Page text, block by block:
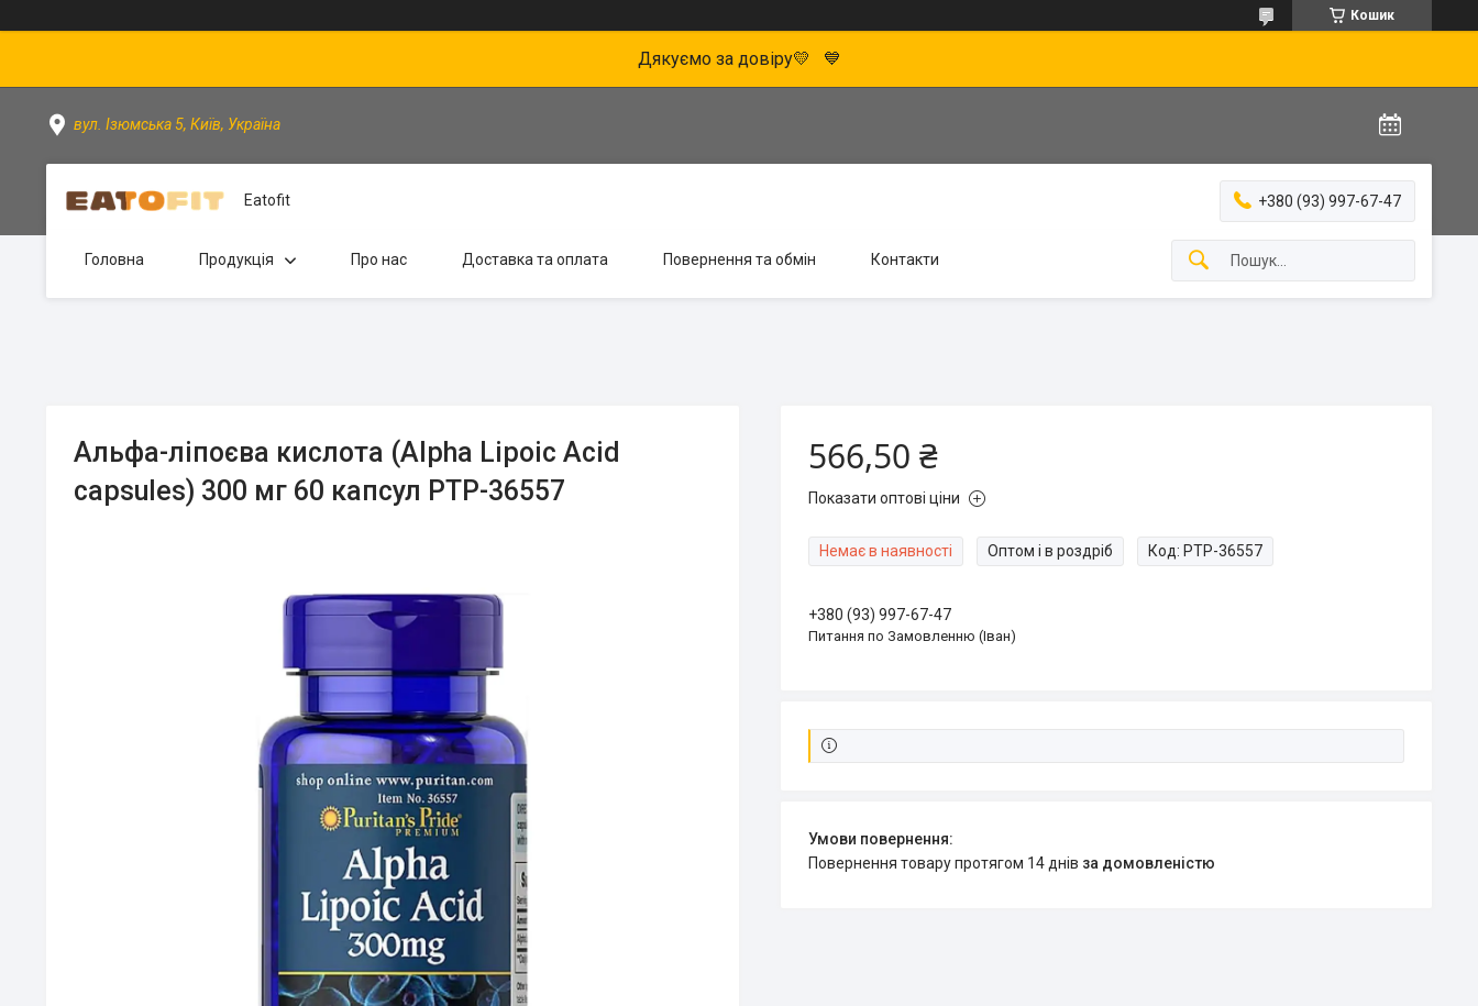
Кошик
Дякуємо за довіру💛 💙
вул. Ізюмська 5, Київ, Україна
Eatofit +380 (93) 997-67-47
Головна Продукція Про нас Доставка та оплата Повернення та обмін Контакти
Альфа-ліпоєва кислота (Alpha Lipoic Acid
capsules) 300 мг 60 капсул PTP-36557
566,50 ₴
Показати оптові ціни
Немає в наявності Оптом і в роздріб Код: PTP-36557
+380 (93) 997-67-47
Питання по Замовленню (Іван)
повернення товару протягом 14 днів за домовленістю